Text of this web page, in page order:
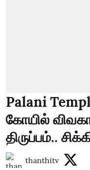
Palani
கோயில்
திருப்பம்..
thanthitv